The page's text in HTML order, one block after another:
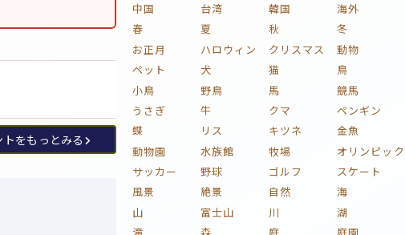
トをもっとみる
中国
台湾 韓国
海外
春
夏 秋
冬
お正月
ハロウィン クリスマス
動物
ペット
犬 猫
鳥
小鳥
野鳥 馬
競馬
うさぎ
牛 クマ
ペンギン
蝶
リス キツネ
金魚
動物園
水族館 牧場
オリンピック
サッカー
野球 ゴルフ
スケート
風景
絶景 自然
海
山
富士山 川
湖